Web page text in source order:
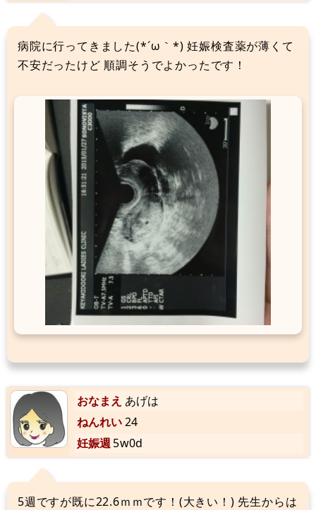
病院に行ってきました(*´ω｀*) 妊娠検査薬が薄くて
不安だったけど 順調そうでよかったです！
おなまえ あげは
ねんれい24
妊娠週5w0d
5週ですが既に22.6ｍｍです！(大きい！) 先生からは